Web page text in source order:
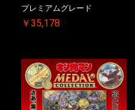
プレミアムグレード
￥35,178